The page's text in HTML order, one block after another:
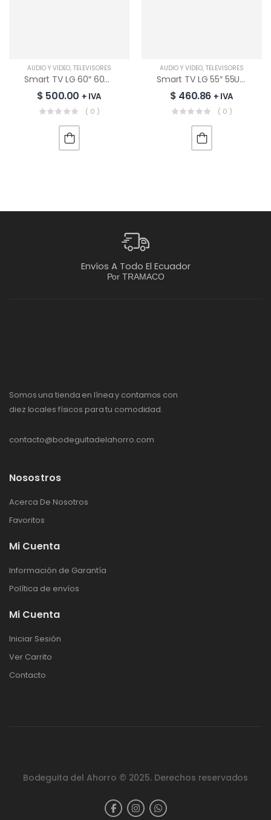
AUDIO Y VÍDEO, TELEVISORES
Smart TV LG 60″ 60UA8500PSA | UHD | 4K
$ 500.00 + IVA
( 0 )
AUDIO Y VÍDEO, TELEVISORES
Smart TV LG 55″ 55UA7500PSA | UHD | 4K
$ 460.86 + IVA
( 0 )
Envíos A Todo El Ecuador
Por TRAMACO
Somos una tienda en línea y contamos con
diez locales físicos para tu comodidad.
contacto@bodeguitadelahorro.com
Nosostros
Acerca De Nosotros
Favoritos
Mi Cuenta
Información de Garantía
Política de envíos
Mi Cuenta
Iniciar Sesión
Ver Carrito
Contacto
Bodeguita del Ahorro © 2025. Derechos reservados